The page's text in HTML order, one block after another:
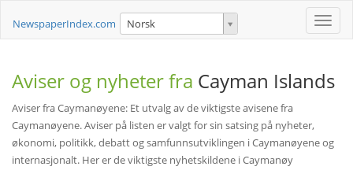
Toggle
NewspaperIndex.com Norsk
Aviser og nyheter fra Cayman Islands
Aviser fra Caymanøyene: Et utvalg av de viktigste avisene fra
Caymanøyene. Aviser på listen er valgt for sin satsing på nyheter,
økonomi, politikk, debatt og samfunnsutviklingen i Caymanøyene og
internasjonalt. Her er de viktigste nyhetskildene i Caymanøy